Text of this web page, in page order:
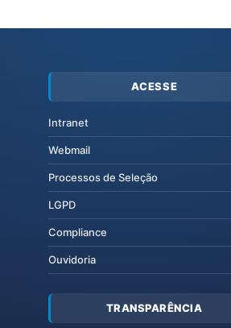
ACESSE
Intranet
Webmail
Processos de Seleção
LGPD
Compliance
Ouvidoria
TRANSPARÊNCIA